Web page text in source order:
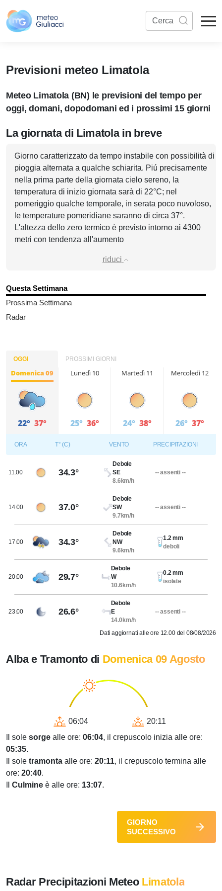
Previsioni meteo Limatola
Meteo Limatola (BN) le previsioni del tempo per
oggi, domani, dopodomani ed i prossimi 15 giorni
La giornata di Limatola in breve
Giorno caratterizzato da tempo instabile con possibilità di
pioggia alternata a qualche schiarita. Piú precisamente
nella prima parte della giornata cielo sereno, la
temperatura di inizio giornata sarà di 22°C; nel
pomeriggio qualche temporale, in serata poco nuvoloso,
le temperature pomeridiane saranno di circa 37°.
L'altezza dello zero termico è previsto intorno ai 4300
metri con tendenza all'aumento
riduci
Questa Settimana
Prossima Settimana
Radar
OGGI PROSSIMI GIORNI
Domenica 09
22° 37°
Lunedì 10
25° 36°
Martedì 11
24° 38°
Mercoledì 12
26° 37°
ORA T° (C) VENTO PRECIPITAZIONI
11.00 34.3°
Debole
SE
8.6km/h
-- assenti --
14.00 37.0°
Debole
SW
9.7km/h
-- assenti --
17.00 34.3°
Debole
NW
9.6km/h
1.2 mm
deboli
20.00 29.7°
Debole
W
10.6km/h
0.2 mm
isolate
23.00 26.6°
Debole
E
14.0km/h
-- assenti --
Dati aggiornati alle ore 12.00 del 08/08/2026
Alba e Tramonto di Domenica 09 Agosto
06:04
20:11
Il sole sorge alle ore: 06:04, il crepuscolo inizia alle ore:
05:35.
Il sole tramonta alle ore: 20:11, il crepuscolo termina alle
ore: 20:40.
Culmine è alle ore: 13:07.
GIORNO
SUCCESSIVO
Radar Precipitazioni Meteo Limatola